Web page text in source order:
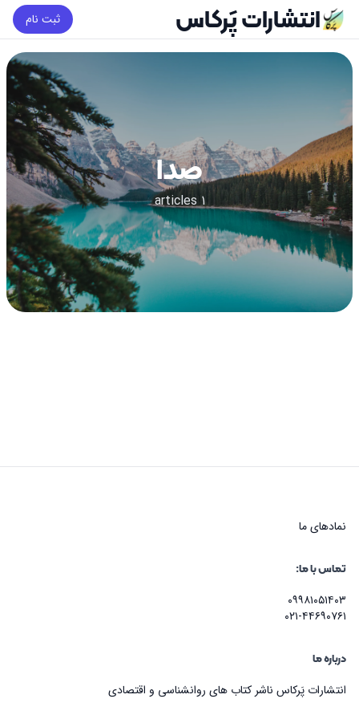
انتشارات پَرکاس ثبت نام
صدا
1 articles
نماد‌های ما
تماس با ما:
۰۹۹۸۱۰۵۱۴۰۳
۰۲۱-۴۴۶۹۰۷۶۱
درباره ما
انتشارات پَرکاس ناشر کتاب های روانشناسی و اقتصادی